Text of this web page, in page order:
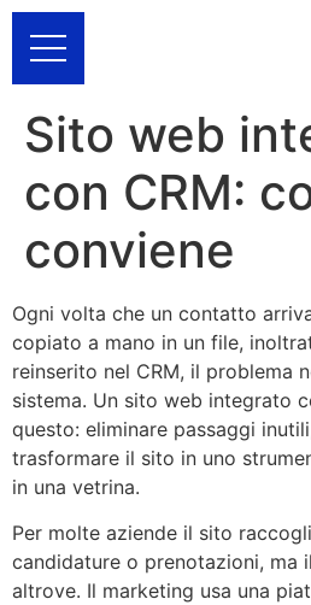
Sito web
con CRM:
conviene
Ogni volta che un contatto
copiato a mano in un file,
reinserito nel CRM, il problema
sistema. Un sito web integrato
questo: eliminare passaggi
trasformare il sito in uno
in una vetrina.
Per molte aziende il sito
candidature o prenotazioni, ma
altrove. Il marketing usa una